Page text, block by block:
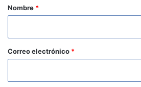
r
o
*
Nombre *
Correo electrónico *